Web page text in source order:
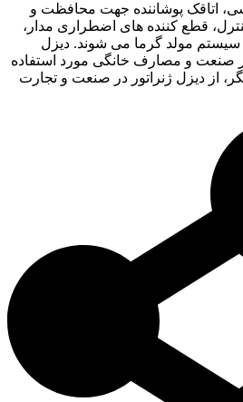
اتاقک پوشاننده جهت محافظت و
قطع کننده های اضطراری مدار،
سیستم مولد گرما می شوند. دیزل
در صنعت و مصارف خانگی مورد استفاده
از دیزل ژنراتور در صنعت و تجارت